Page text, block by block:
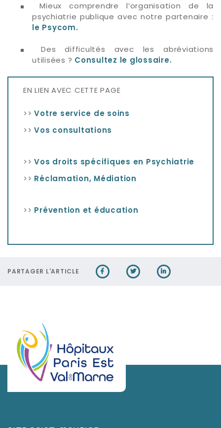
Mieux comprendre l’organisation de la
psychiatrie publique avec notre partenaire :
le Psycom.
Des difficultés avec les abréviations
utilisées ? Consultez le glossaire.
EN LIEN AVEC CETTE PAGE
>>Votre service de soins
>>Vos consultations
>>Vos droits spécifiques en Psychiatrie
>> Réclamation, Médiation
>> Prévention et éducation
PARTAGER L'ARTICLE